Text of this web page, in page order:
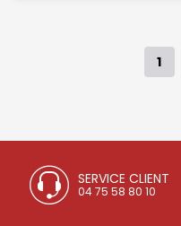
1
SERVICE CLIENT
04 75 58 80 10